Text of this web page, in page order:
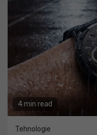
4 min read
Tehnologie